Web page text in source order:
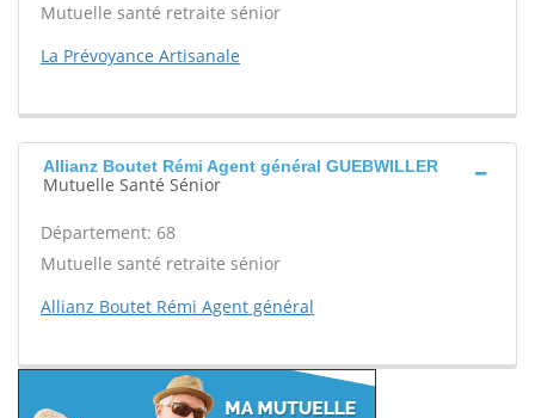
Mutuelle santé retraite sénior
La Prévoyance Artisanale
Allianz Boutet Rémi Agent général GUEBWILLER
Mutuelle Santé Sénior
Département: 68
Mutuelle santé retraite sénior
Allianz Boutet Rémi Agent général